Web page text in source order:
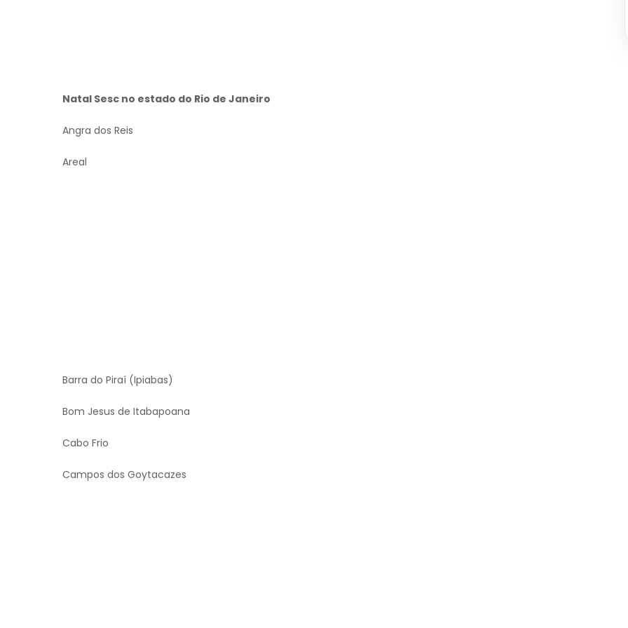
Natal Sesc no estado do Rio de Janeiro
Angra dos Reis
Areal
Barra do Piraí (Ipiabas)
Bom Jesus de Itabapoana
Cabo Frio
Campos dos Goytacazes